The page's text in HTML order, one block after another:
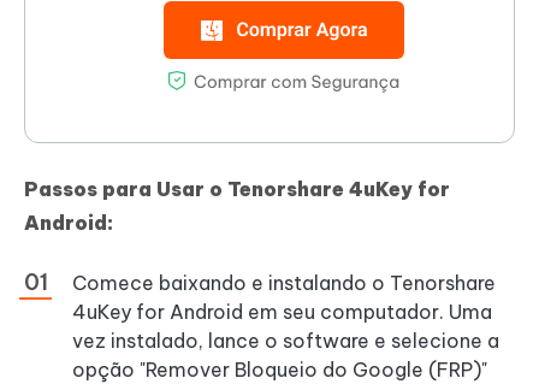
Passos para Usar o Tenorshare 4uKey for
Android:
Comece baixando e instalando o Tenorshare
4uKey for Android em seu computador. Uma
vez instalado, lance o software e selecione a
opção "Remover Bloqueio do Google (FRP)"